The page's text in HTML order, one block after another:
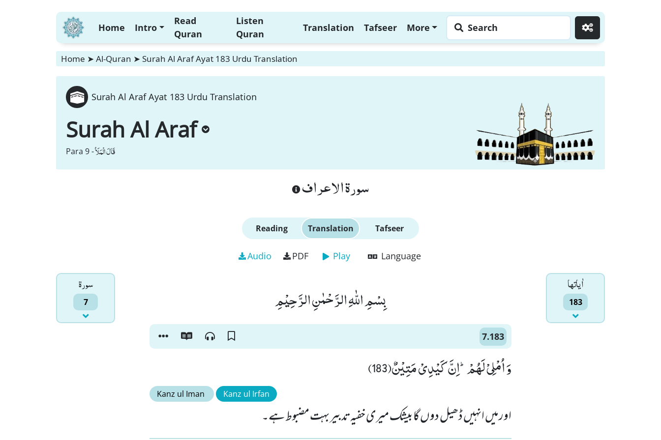
Home Intro
Read
Quran
Listen
Quran
Translation Tafseer More Search
Home ➤ Al-Quran ➤ Surah Al Araf Ayat 183 Urdu Translation
Surah Al Araf Ayat 183 Urdu Translation
Surah Al Araf
Para 9 -قَالَ الْمَلَاُ
سورة الاعراف
Reading Translation Tafseer
Audio PDF Play Language
سورۃ
7
اٰياتها
183 بِسْمِ اللّٰهِ الرَّحْمٰنِ الرَّحِیْمِ
7.183
وَ اُمْلِیْ لَهُمْؕ-اِنَّ كَیْدِیْ مَتِیْنٌ(183)
Kanz ul Iman Kanz ul Irfan
اور میں انہیں ڈھیل دوں گا بیشک میری خفیہ تدبیر بہت مضبوط ہے۔